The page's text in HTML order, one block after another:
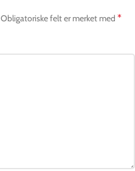
Obligatoriske felt er merket med *